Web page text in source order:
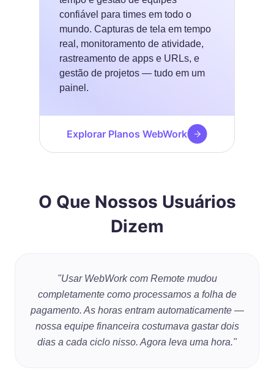
confiável para times em todo o
mundo. Capturas de tela em tempo
real, monitoramento de atividade,
rastreamento de apps e URLs, e
gestão de projetos — tudo em um
painel.
Explorar Planos WebWork
O Que Nossos Usuários
Dizem
"Usar WebWork com Remote mudou
completamente como processamos a folha de
pagamento. As horas entram automaticamente —
nossa equipe financeira costumava gastar dois
dias a cada ciclo nisso. Agora leva uma hora."